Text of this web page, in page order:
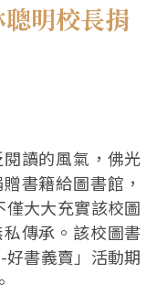
明校長捐
讀的風氣，佛光
書籍給圖書館，
大大充實該校圖
傳承。該校圖書
書義賣」活動期